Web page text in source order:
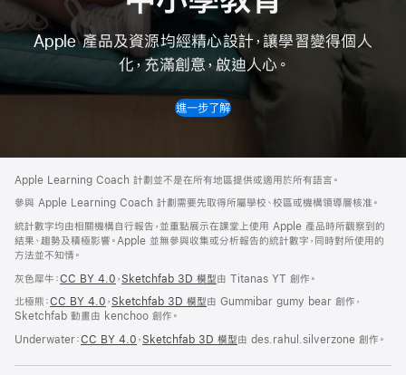
Apple 產品及資源均經精心設計，讓學習變得個人
化，充滿創意，啟迪人心。
進一步了解
Footer
Apple Learning Coach 計劃並不是在所有地區提供或適用於所有語言。
參與 Apple Learning Coach 計劃需要先取得所屬學校、校區或機構領導層核准。
統計數字均由相關機構自行報告，並重點展示在課堂上使用 Apple 產品時所觀察到的
結果、趨勢及積極影響。Apple 並無參與收集或分析報告的統計數字，同時對所使用的
方法並不知情。
灰色犀牛：CC BY 4.0 ， Sketchfab 3D 模型由 Titanas YT 創作。
北極熊：CC BY 4.0 ， Sketchfab 3D 模型由 Gummibar gumy bear 創作，
Sketchfab 動畫由 kenchoo 創作。
Underwater：CC BY 4.0 ， Sketchfab 3D 模型由 des.rahul.silverzone 創作。